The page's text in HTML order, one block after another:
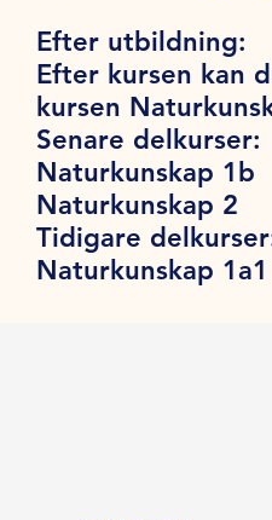
Efter utbildning:
Efter kursen kan
kursen
Senare delkurser:
Naturkunskap 1b
Naturkunskap 2
Tidigare
Naturkunskap 1a1